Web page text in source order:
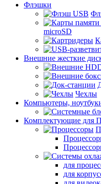
Флэшки
microSD
Внешние жесткие
Чехлы
Компьютеры,
Комплектующие для
для
для